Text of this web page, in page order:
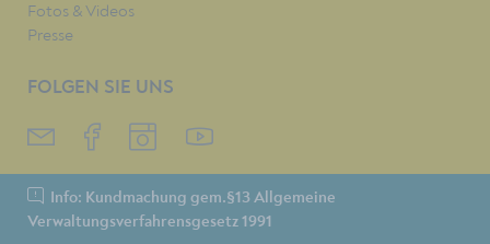
Fotos & Videos
Presse
FOLGEN SIE UNS
Info: Kundmachung gem.§13 Allgemeine
Verwaltungsverfahrensgesetz 1991